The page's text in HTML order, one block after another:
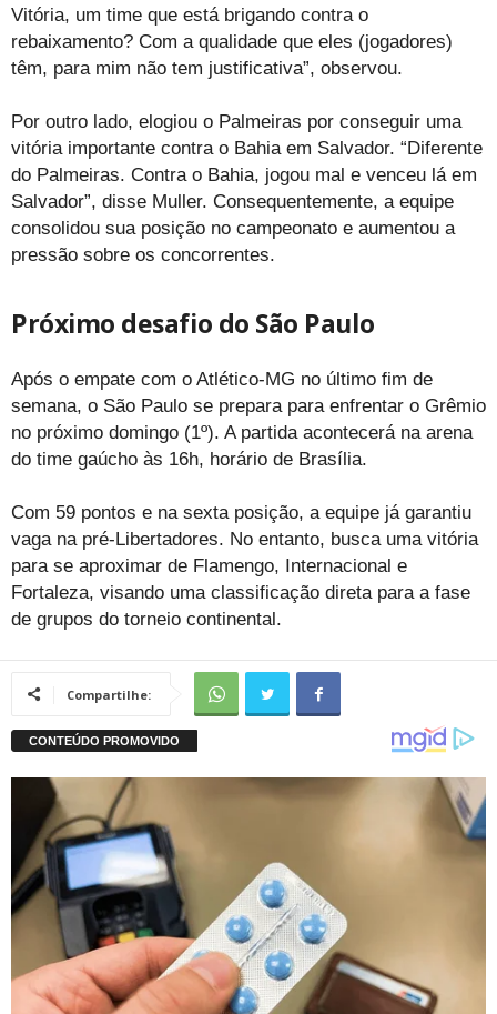
Vitória, um time que está brigando contra o
rebaixamento? Com a qualidade que eles (jogadores)
têm, para mim não tem justificativa”, observou.
Por outro lado, elogiou o Palmeiras por conseguir uma
vitória importante contra o Bahia em Salvador. “Diferente
do Palmeiras. Contra o Bahia, jogou mal e venceu lá em
Salvador”, disse Muller. Consequentemente, a equipe
consolidou sua posição no campeonato e aumentou a
pressão sobre os concorrentes.
Próximo desafio do São Paulo
Após o empate com o Atlético-MG no último fim de
semana, o São Paulo se prepara para enfrentar o Grêmio
no próximo domingo (1º). A partida acontecerá na arena
do time gaúcho às 16h, horário de Brasília.
Com 59 pontos e na sexta posição, a equipe já garantiu
vaga na pré-Libertadores. No entanto, busca uma vitória
para se aproximar de Flamengo, Internacional e
Fortaleza, visando uma classificação direta para a fase
de grupos do torneio continental.
Compartilhe: